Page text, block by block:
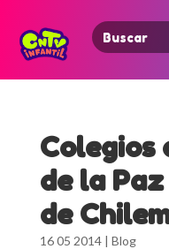
Search
for:
Colegios
de la
de
16 05 2014| Blog